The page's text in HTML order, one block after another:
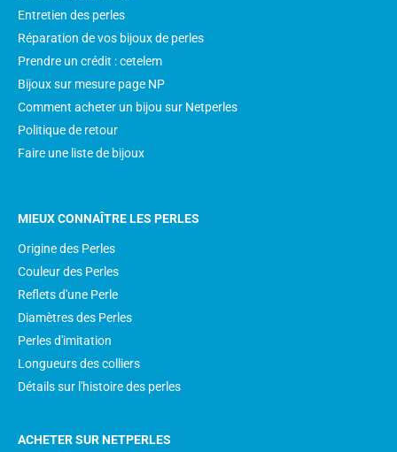
Entretien des perles
Réparation de vos bijoux de perles
Prendre un crédit : cetelem
Bijoux sur mesure page NP
Comment acheter un bijou sur Netperles
Politique de retour
Faire une liste de bijoux
MIEUX CONNAÎTRE LES PERLES
Origine des Perles
Couleur des Perles
Reflets d'une Perle
Diamètres des Perles
Perles d'imitation
Longueurs des colliers
Détails sur l'histoire des perles
ACHETER SUR NETPERLES